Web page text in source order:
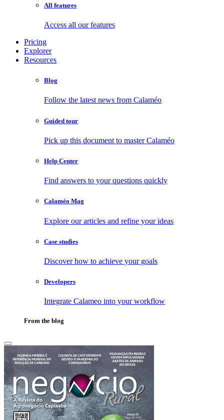
All features
Access all our features
Pricing
Explorer
Resources
Blog
Follow the latest news from Calaméo
Guided tour
Pick up this document to master Calaméo
Help Center
Find answers to your questions quickly
Calaméo Mag
Explore our articles and refine your ideas
Case studies
Discover how to achieve your goals
Developers
Integrate Calameo into your workflow
From the blog